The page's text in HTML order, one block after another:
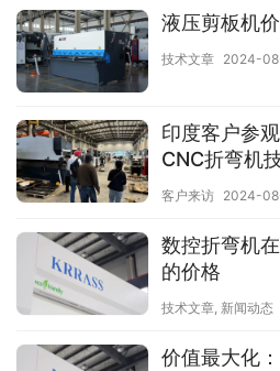
液压剪板机
技术文章 2024-
印度客户参
CNC折弯机
客户来访 2024-
数控折弯机
的价格
技术文章, 新闻动态
价值最大化